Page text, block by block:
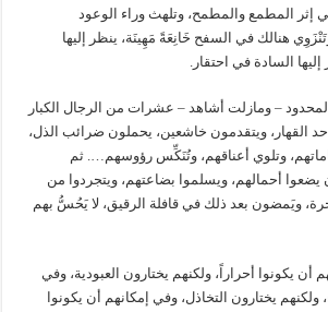
إثر المطمع والمطمح، وتلهث وراء الوعود
هنالك في السفح خَانِعَةً مَهِينَة، ينظر إليها
السادة في احتقار.
– ومازلت أشاهد – عشرات من الرجال الكبار
القهار، ويتقدمون خاشعين، يحملون ضرائب الذل،
وتلوي أعناقهم، وتُنَكِّس رؤوسهم…. ثم
يضعوا أحمالهم، ويسلموا بضاعتهم، ويتجردوا من
ويَمضون بعد ذلك في قافلة الرقيق، لا يَحُسُّ بهم
يكونوا أحراراً، ولكنهم يختارون العبودية، وفي
ولكنهم يختارون التخاذل، وفي إمكانهم أن يكونوا